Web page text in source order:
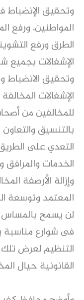
وتحقيق
المواطنين، ورفع
الطرق ورفع
الإشغالات بجميع
وتحقيق الانضباط
الإشغالات
للمخالفين من
بالتنسيق
التعدي على
الخدمات والمرافق
وإزالة الأرصفة
المعتمد وتوسعة
لن يسمح بالمساس
فى شوارع
التنظيم لعرض تلك
القانونية حيال